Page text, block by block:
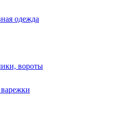
одежда
вороты